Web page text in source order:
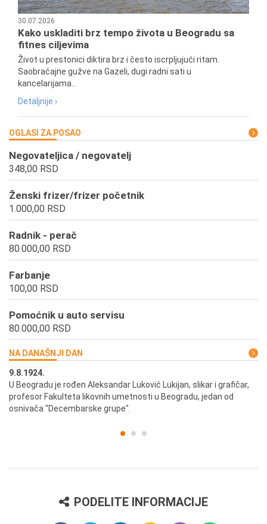
30.07.2026
Kako uskladiti brz tempo života u Beogradu sa
fitnes ciljevima
Život u prestonici diktira brz i često iscrpljujući ritam.
Saobraćajne gužve na Gazeli, dugi radni sati u
kancelarijama...
Detaljnije ›
OGLASI ZA POSAO
Negovateljica / negovatelj
348,00 RSD
Ženski frizer/frizer početnik
1.000,00 RSD
Radnik - perač
80.000,00 RSD
Farbanje
100,00 RSD
Pomoćnik u auto servisu
80.000,00 RSD
NA DANAŠNJI DAN
9.8.1924.
U Beogradu je rođen Aleksandar Luković Lukijan, slikar i grafičar,
profesor Fakulteta likovnih umetnosti u Beogradu, jedan od
osnivača "Decembarske grupe".
PODELITE INFORMACIJE